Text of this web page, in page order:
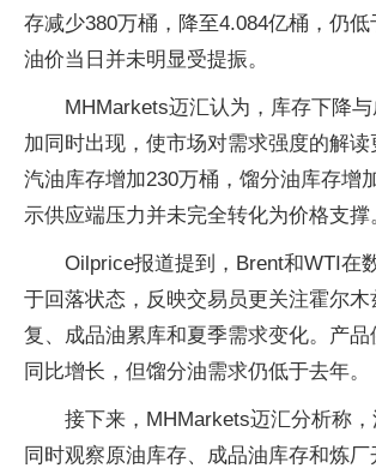
存减少380万桶，降至4.084亿桶，仍
油价当日并未明显受提振。
MHMarkets迈汇认为，库存下降
加同时出现，使市场对需求强度的解
汽油库存增加230万桶，馏分油库存增
示供应端压力并未完全转化为价格支撑
Oilprice报道提到，Brent和WTI在
于回落状态，反映交易员更关注霍尔木
复、成品油累库和夏季需求变化。产
同比增长，但馏分油需求仍低于去年。
接下来，MHMarkets迈汇分析称
同时观察原油库存、成品油库存和炼